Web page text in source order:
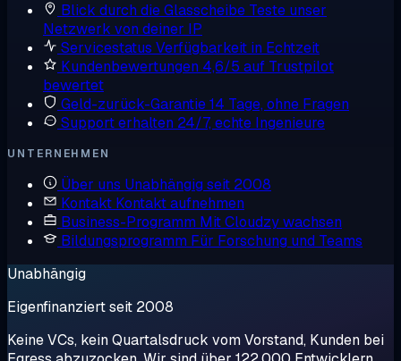
Blick durch die Glasscheibe Teste unser
Netzwerk von deiner IP
Servicestatus Verfügbarkeit in Echtzeit
Kundenbewertungen 4,6/5 auf Trustpilot
bewertet
Geld-zurück-Garantie14 Tage, ohne Fragen
Support erhalten 24/7, echte Ingenieure
UNTERNEHMEN
Über uns Unabhängig seit 2008
Kontakt Kontakt aufnehmen
Business-Programm Mit Cloudzy wachsen
Bildungsprogramm Für Forschung und Teams
Unabhängig
Eigenfinanziert seit 2008
Keine VCs, kein Quartalsdruck vom Vorstand, Kunden bei